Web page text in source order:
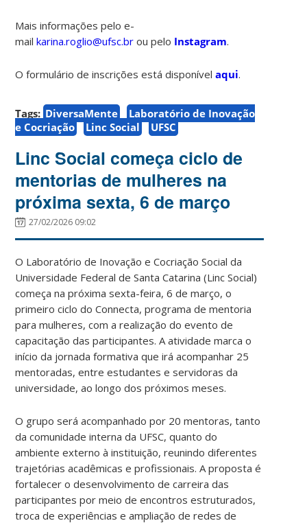
Mais informações pelo e-
mailkarina.roglio@ufsc.br ou pelo Instagram.
O formulário de inscrições está disponívelaqui.
Tags: DiversaMente
Laboratório de Inovação
e Cocriação
Linc Social UFSC
Linc Social começa ciclo de
mentorias de mulheres na
próxima sexta, 6 de março
27/02/2026 09:02
O Laboratório de Inovação e Cocriação Social da
Universidade Federal de Santa Catarina (Linc Social)
começa na próxima sexta-feira, 6 de março, o
primeiro ciclo do Connecta, programa de mentoria
para mulheres, com a realização do evento de
capacitação das participantes. A atividade marca o
início da jornada formativa que irá acompanhar 25
mentoradas, entre estudantes e servidoras da
universidade, ao longo dos próximos meses.
O grupo será acompanhado por 20 mentoras, tanto
da comunidade interna da UFSC, quanto do
ambiente externo à instituição, reunindo diferentes
trajetórias acadêmicas e profissionais. A proposta é
fortalecer o desenvolvimento de carreira das
participantes por meio de encontros estruturados,
troca de experiências e ampliação de redes de